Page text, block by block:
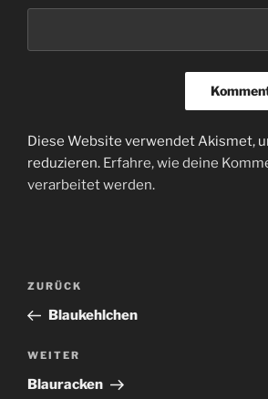
Diese Website verwendet Akismet,
reduzieren. Erfahre, wie deine
verarbeitet werden.
Beitragsnavigation
Vorheriger
Beitrag
ZURÜCK
Blaukehlchen
Nächster
Beitrag
WEITER
Blauracken